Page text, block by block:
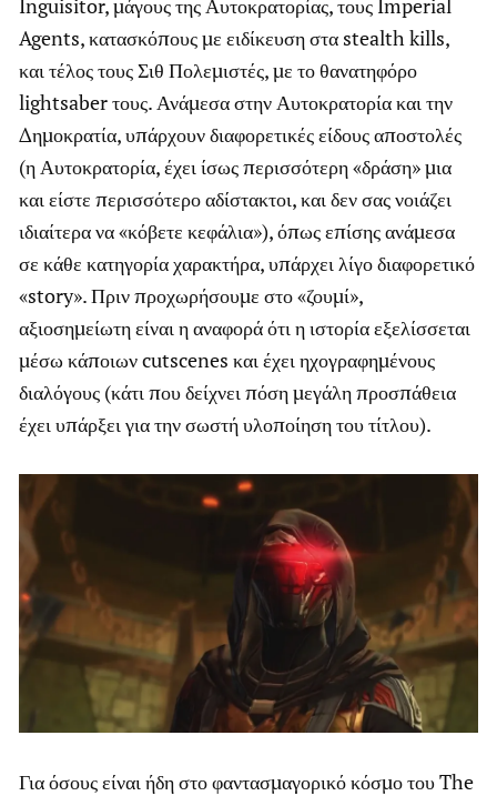
Inguisitor, μάγους της Αυτοκρατορίας, τους Imperial
Agents, κατασκόπους με ειδίκευση στα stealth kills,
και τέλος τους Σιθ Πολεμιστές, με το θανατηφόρο
lightsaber τους. Ανάμεσα στην Αυτοκρατορία και την
Δημοκρατία, υπάρχουν διαφορετικές είδους αποστολές
(η Αυτοκρατορία, έχει ίσως περισσότερη «δράση» μια
και είστε περισσότερο αδίστακτοι, και δεν σας νοιάζει
ιδιαίτερα να «κόβετε κεφάλια»), όπως επίσης ανάμεσα
σε κάθε κατηγορία χαρακτήρα, υπάρχει λίγο διαφορετικό
«story». Πριν προχωρήσουμε στο «ζουμί»,
αξιοσημείωτη είναι η αναφορά ότι η ιστορία εξελίσσεται
μέσω κάποιων cutscenes και έχει ηχογραφημένους
διαλόγους (κάτι που δείχνει πόση μεγάλη προσπάθεια
έχει υπάρξει για την σωστή υλοποίηση του τίτλου).
Για όσους είναι ήδη στο φαντασμαγορικό κόσμο του The